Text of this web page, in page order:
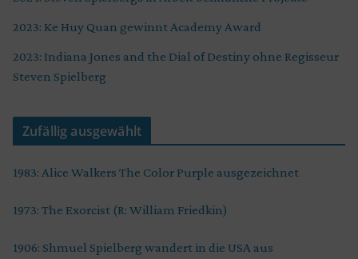
2023: Ke Huy Quan gewinnt Academy Award
2023: Indiana Jones and the Dial of Destiny ohne Regisseur
Steven Spielberg
Zufällig ausgewählt
1983: Alice Walkers The Color Purple ausgezeichnet
1973: The Exorcist (R: William Friedkin)
1906: Shmuel Spielberg wandert in die USA aus